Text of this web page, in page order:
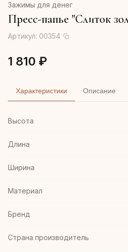
Зажимы для денег
Пресс-папье "Слиток
Артикул: 00354
1 810 ₽
Характеристики Описание
Высота
Длина
Ширина
Материал
Бренд
Страна производитель